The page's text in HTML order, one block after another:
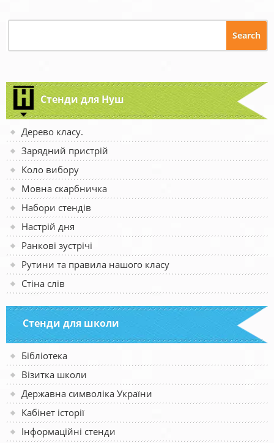
Стенди для Нуш
Дерево класу.
Зарядний пристрій
Коло вибору
Мовна скарбничка
Набори стендів
Настрій дня
Ранкові зустрічі
Рутини та правила нашого класу
Стіна слів
Стенди для школи
Бібліотека
Візитка школи
Державна символіка України
Кабінет історії
Інформаційні стенди